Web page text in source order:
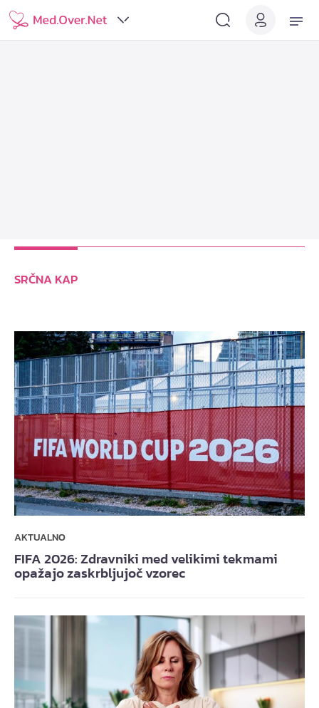
SRČNA KAP
AKTUALNO
FIFA 2026: Zdravniki med velikimi tekmami
opažajo zaskrbljujoč vzorec